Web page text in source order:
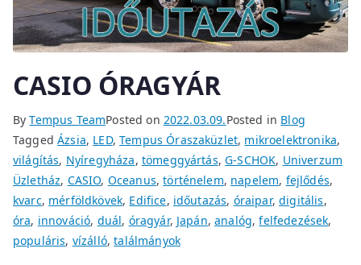
CASIO ÓRAGYÁR
ByTempus TeamPosted on 2022.03.09.Posted in Blog
TaggedÁzsia, LED,Tempus Óraszaküzlet, mikroelektronika,
világítás, Nyíregyháza, tömeggyártás,G-SCHOK, Univerzum
Üzletház, CASIO, Oceanus,történelem, napelem, fejlődés,
kvarc, mérföldkövek, Edifice, időutazás, óraipar,digitális,
óra, innováció, duál, óragyár, Japán,analóg,felfedezések,
populáris, vízálló,találmányok